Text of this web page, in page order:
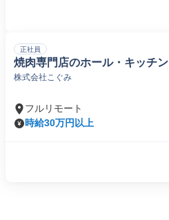
正社員
焼肉専門店のホール・キッチン
株式会社こぐみ
フルリモート
時給30万円以上